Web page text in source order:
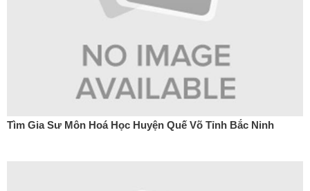
Tìm Gia Sư Môn Hoá Học Huyện Quế Võ Tỉnh Bắc Ninh